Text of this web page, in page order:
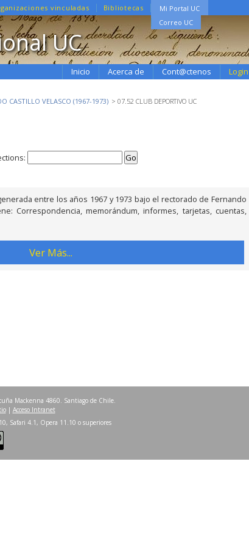
Mi Portal UC
Correo UC
vinculadas Bibliotecas
UC
Login
Inicio Acerca de Cont@ctenos
CASTILLO VELASCO (1967-1973) 07.52 CLUB DEPORTIVO UC
entre los años 1967 y 1973 bajo el rectorado de Fernando
Correspondencia, memorándum, informes, tarjetas, cuentas,
Ver Más...
Mackenna 4860. Santiago de Chile.
| Acceso Intranet
Safari 4.1, Opera 11.10 o superiores